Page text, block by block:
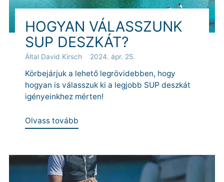
HOGYAN VÁLASSZUNK
SUP DESZKÁT?
Által David Kirsch 2024. ápr. 25.
Körbejárjuk a lehető legrövidebben, hogy
hogyan is válasszuk ki a legjobb SUP deszkát
igényeinkhez mérten!
Olvass tovább